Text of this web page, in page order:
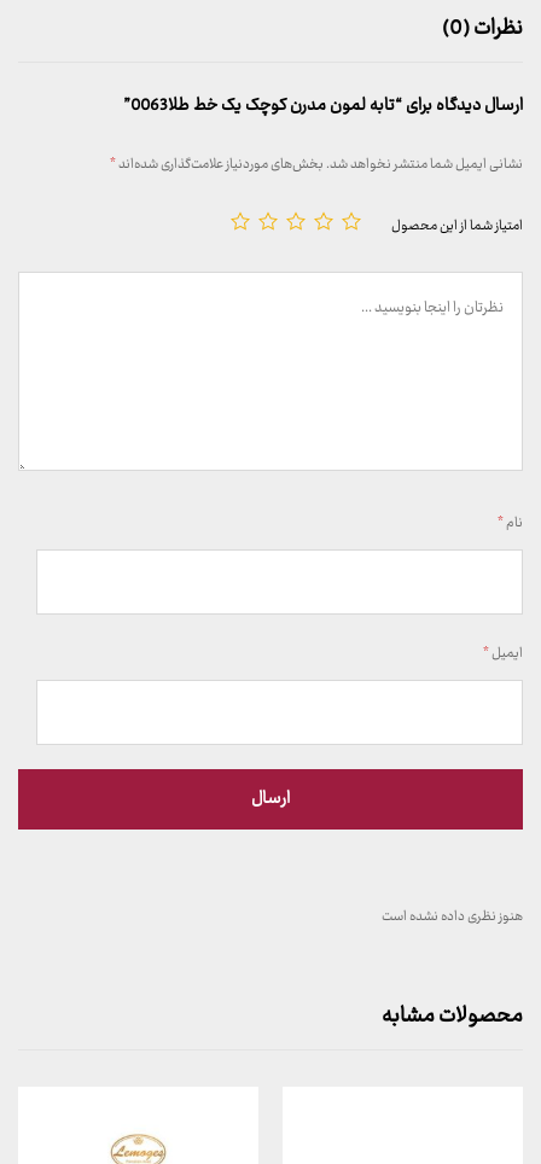
نظرات (0)
ارسال دیدگاه برای “تابه لمون مدرن کوچک یک خط طلا0063”
نشانی ایمیل شما منتشر نخواهد شد.بخش‌های موردنیاز علامت‌گذاری شده‌اند*
امتیاز شما از این محصول
نام*
ایمیل*
هنوز نظری داده نشده است
محصولات مشابه